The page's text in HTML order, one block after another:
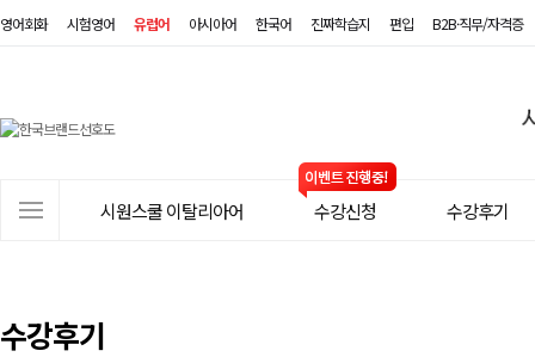
영어회화 시험영어 유럽어 아시아어 한국어 진짜학습지 편입 B2B·직무/자격증
원
쿨
뉴
시원스쿨 이탈리아어 수강신청 수강후기
수강후기